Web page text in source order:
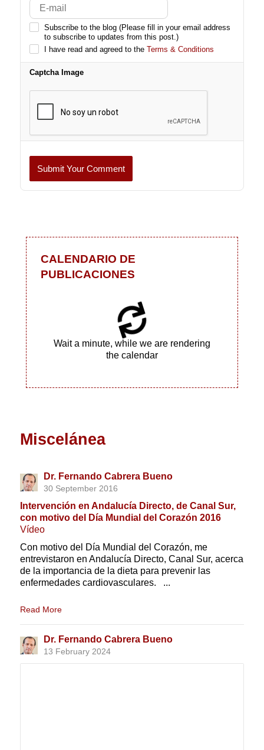
Subscribe to the blog (Please fill in your email address
to subscribe to updates from this post.)
I have read and agreed to the Terms & Conditions
Captcha Image
Submit Your Comment
CALENDARIO DE
PUBLICACIONES
Wait a minute, while we are rendering
the calendar
Miscelánea
Dr. Fernando Cabrera Bueno
30 September 2016
Intervención en Andalucía Directo, de Canal Sur,
con motivo del Día Mundial del Corazón 2016
Vídeo
Con motivo del Día Mundial del Corazón, me
entrevistaron en Andalucía Directo, Canal Sur, acerca
de la importancia de la dieta para prevenir las
enfermedades cardiovasculares. ...
Read More
Dr. Fernando Cabrera Bueno
13 February 2024